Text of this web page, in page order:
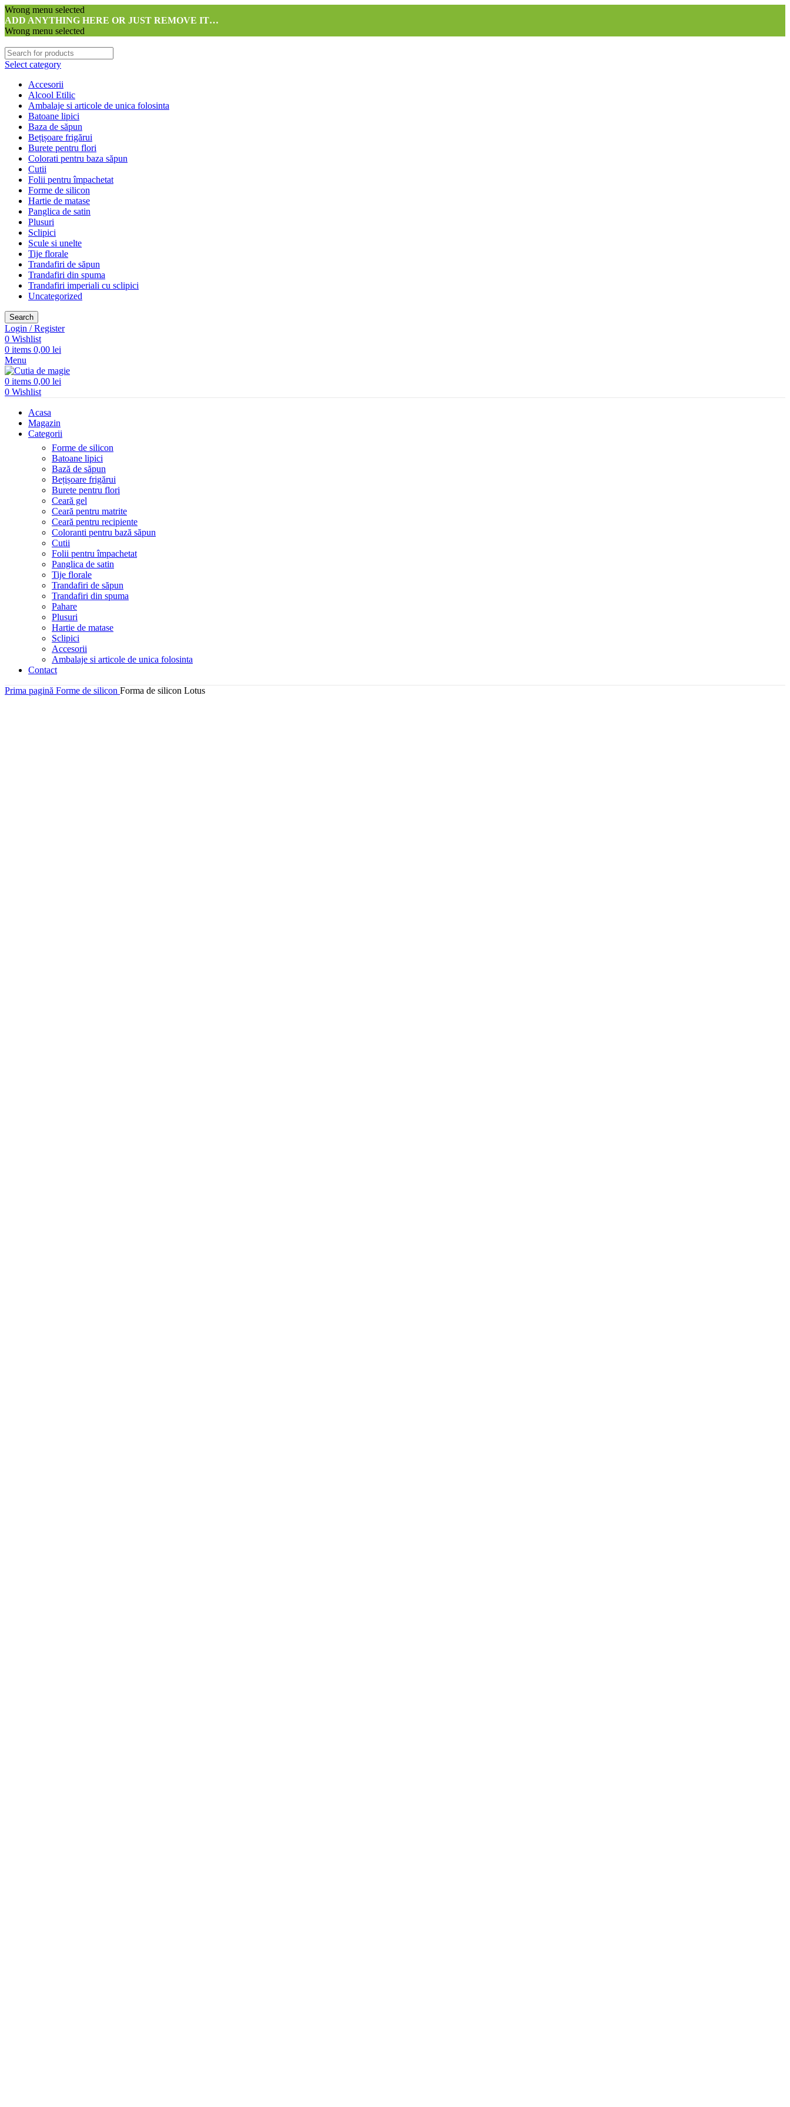
Wrong menu selected
ADD ANYTHING HERE OR JUST REMOVE IT…
Wrong menu selected
Select category
Accesorii
Alcool Etilic
Ambalaje si articole de unica folosinta
Batoane lipici
Baza de săpun
Bețișoare frigărui
Burete pentru flori
Colorati pentru baza săpun
Cutii
Folii pentru împachetat
Forme de silicon
Hartie de matase
Panglica de satin
Plusuri
Sclipici
Scule si unelte
Tije florale
Trandafiri de săpun
Trandafiri din spuma
Trandafiri imperiali cu sclipici
Uncategorized
Search
Login / Register
0 Wishlist
0 items 0,00 lei
Menu
0 items 0,00 lei
0 Wishlist
Acasa
Magazin
Categorii
Forme de silicon
Batoane lipici
Bază de săpun
Bețișoare frigărui
Burete pentru flori
Ceară gel
Ceară pentru matrite
Ceară pentru recipiente
Coloranti pentru bază săpun
Cutii
Folii pentru împachetat
Panglica de satin
Tije florale
Trandafiri de săpun
Trandafiri din spuma
Pahare
Plusuri
Hartie de matase
Sclipici
Accesorii
Ambalaje si articole de unica folosinta
Contact
Prima pagină Forme de silicon Forma de silicon Lotus